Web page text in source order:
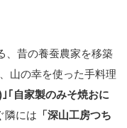
、昔の養蚕農家を移築
山の幸を使った手料理
｢自家製のみそ焼おに
隣には 「深山工房つち